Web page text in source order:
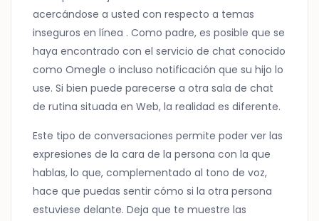
acercándose a usted con respecto a temas
inseguros en línea . Como padre, es posible que se
haya encontrado con el servicio de chat conocido
como Omegle o incluso notificación que su hijo lo
use. Si bien puede parecerse a otra sala de chat
de rutina situada en Web, la realidad es diferente.
Este tipo de conversaciones permite poder ver las
expresiones de la cara de la persona con la que
hablas, lo que, complementado al tono de voz,
hace que puedas sentir cómo si la otra persona
estuviese delante. Deja que te muestre las